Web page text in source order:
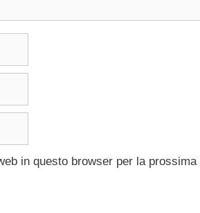
in questo browser per la